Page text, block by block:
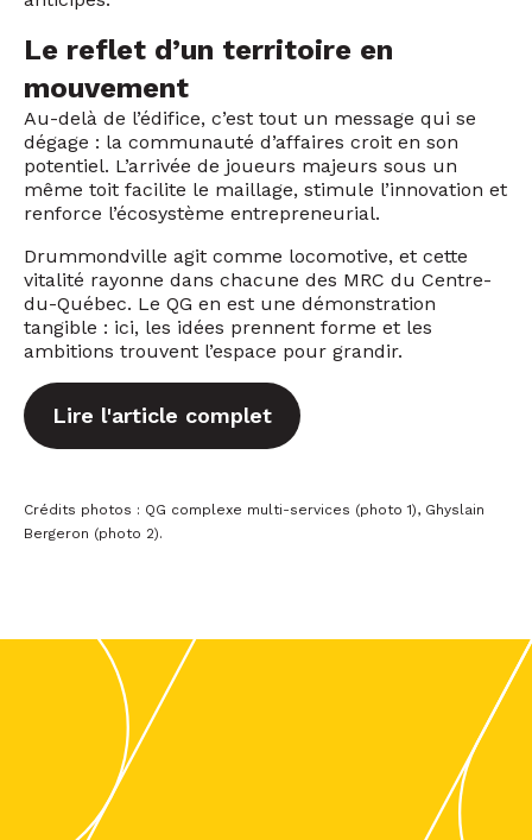
Le reflet d’un territoire en
mouvement
Au-delà de l’édifice, c’est tout un message qui se
dégage : la communauté d’affaires croit en son
potentiel. L’arrivée de joueurs majeurs sous un
même toit facilite le maillage, stimule l’innovation et
renforce l’écosystème entrepreneurial.
Drummondville agit comme locomotive, et cette
vitalité rayonne dans chacune des MRC du Centre-
du-Québec. Le QG en est une démonstration
tangible : ici, les idées prennent forme et les
ambitions trouvent l’espace pour grandir.
Lire l'article complet
Crédits photos : QG complexe multi-services (photo 1), Ghyslain
Bergeron (photo 2).